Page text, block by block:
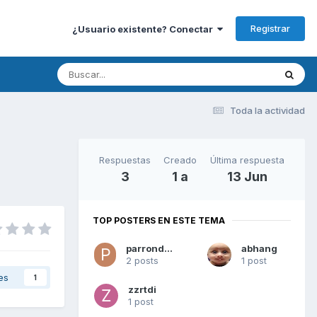
¿Usuario existente? Conectar Registrar
Toda la actividad
1
Respuestas
3
Creado
1 a
Última respuesta
13 Jun
TOP POSTERS EN ESTE TEMA
parrondo69
2 posts
abhang
1 post
zzrtdi
1 post